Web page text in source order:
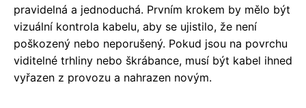
pravidelná a jednoduchá. Prvním krokem by mělo být
vizuální kontrola kabelu, aby se ujistilo, že není
poškozený nebo neporušený. Pokud jsou na povrchu
viditelné trhliny nebo škrábance, musí být kabel ihned
vyřazen z provozu a nahrazen novým.